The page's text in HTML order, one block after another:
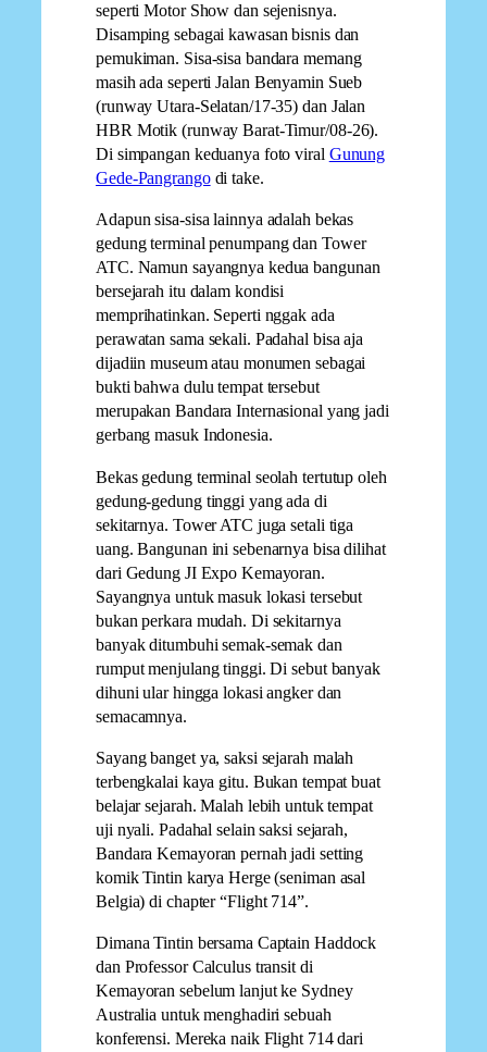
seperti Motor Show dan sejenisnya.
Disamping sebagai kawasan bisnis dan
pemukiman. Sisa-sisa bandara memang
masih ada seperti Jalan Benyamin Sueb
(runway Utara-Selatan/17-35) dan Jalan
HBR Motik (runway Barat-Timur/08-26).
Di simpangan keduanya foto viral Gunung
Gede-Pangrangodi take.
Adapun sisa-sisa lainnya adalah bekas
gedung terminal penumpang dan Tower
ATC. Namun sayangnya kedua bangunan
bersejarah itu dalam kondisi
memprihatinkan. Seperti nggak ada
perawatan sama sekali. Padahal bisa aja
dijadiin museum atau monumen sebagai
bukti bahwa dulu tempat tersebut
merupakan Bandara Internasional yang jadi
gerbang masuk Indonesia.
Bekas gedung terminal seolah tertutup oleh
gedung-gedung tinggi yang ada di
sekitarnya. Tower ATC juga setali tiga
uang. Bangunan ini sebenarnya bisa dilihat
dari Gedung JI Expo Kemayoran.
Sayangnya untuk masuk lokasi tersebut
bukan perkara mudah. Di sekitarnya
banyak ditumbuhi semak-semak dan
rumput menjulang tinggi. Di sebut banyak
dihuni ular hingga lokasi angker dan
semacamnya.
Sayang banget ya, saksi sejarah malah
terbengkalai kaya gitu. Bukan tempat buat
belajar sejarah. Malah lebih untuk tempat
uji nyali. Padahal selain saksi sejarah,
Bandara Kemayoran pernah jadi setting
komik Tintin karya Herge (seniman asal
Belgia) di chapter “Flight 714”.
Dimana Tintin bersama Captain Haddock
dan Professor Calculus transit di
Kemayoran sebelum lanjut ke Sydney
Australia untuk menghadiri sebuah
konferensi. Mereka naik Flight 714 dari